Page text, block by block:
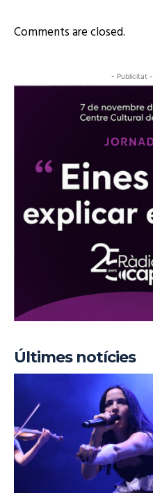
Comments are closed.
- Publicitat -
Últimes notícies